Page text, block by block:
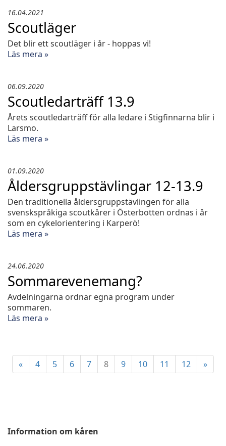
Scoutläger
Det blir ett scoutläger i år - hoppas vi!
Läs mera »
16.04.2021
Scoutledarträff 13.9
Årets scoutledarträff för alla ledare i Stigfinnarna blir i
Larsmo.
Läs mera »
06.09.2020
Åldersgruppstävlingar 12-13.9
Den traditionella åldersgruppstävlingen för alla
svenskspråkiga scoutkårer i Österbotten ordnas i år
som en cykelorientering i Karperö!
Läs mera »
01.09.2020
Sommarevenemang?
Avdelningarna ordnar egna program under
sommaren.
Läs mera »
24.06.2020
« 4 5 6 7 8 9 10 11 12 »
Information om kåren